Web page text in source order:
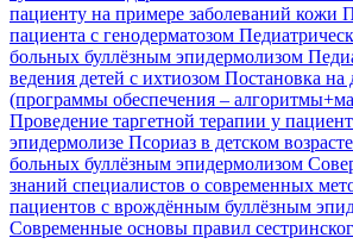
пациенту на примере заболеваний кожи
пациента с генодерматозом
больных буллёзным эпидермолизом
ведения детей с ихтиозом Постановка на
(программы обеспечения –
Проведение таргетной терапии у
эпидермолизе Псориаз в детском возрасте
больных буллёзным эпидермолизом
знаний специалистов о современных
пациентов с врождённым буллёзным
Современные основы правил